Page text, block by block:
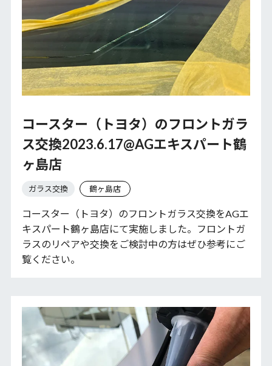
コースター（トヨタ）のフロントガラ
ス交換2023.6.17@AGエキスパート鶴
ヶ島店
ガラス交換 鶴ヶ島店
コースター（トヨタ）のフロントガラス交換をAGエ
キスパート鶴ヶ島店にて実施しました。フロントガ
ラスのリペアや交換をご検討中の方はぜひ参考にご
覧ください。